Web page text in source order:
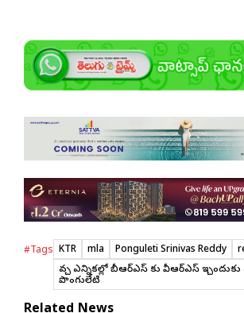
#Tags KTR mla Ponguleti Srinivas Reddy
వచ్చే ఎన్నికల్లో బీఆర్ఎస్ కు వీఆర్ఎస్ ఇచ్చేందుకు
పొంగులేటి